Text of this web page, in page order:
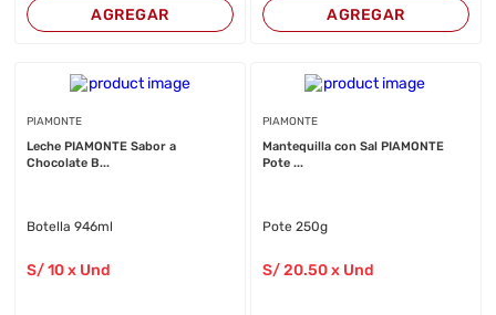
AGREGAR AGREGAR
PIAMONTE
Leche PIAMONTE Sabor a
Chocolate B...
Botella 946ml
S/10 x Und
PIAMONTE
Mantequilla con Sal PIAMONTE
Pote ...
Pote 250g
S/20.50x Und